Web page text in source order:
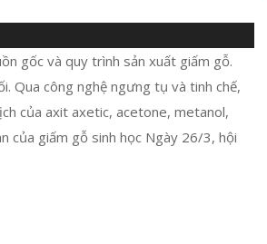
gốc và quy trình sản xuất giấm gỗ.
Qua công nghệ ngưng tụ và tinh chế,
của axit axetic, acetone, metanol,
của giấm gỗ sinh học Ngày 26/3, hội